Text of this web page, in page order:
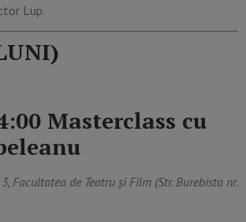
Lup.
Masterclass cu
Facultatea de Teatru și Film (Str. Burebista nr.